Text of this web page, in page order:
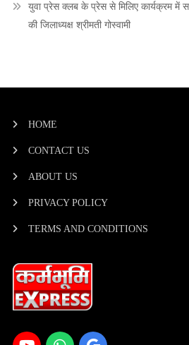
युवा प्रेस क्लब के प्रेस से मिलिए कार्यक्रम में
की जिलाध्यक्ष श्रीमती गोस्वामी
HOME
CONTACT US
ABOUT US
PRIVACY POLICY
TERMS AND CONDITIONS